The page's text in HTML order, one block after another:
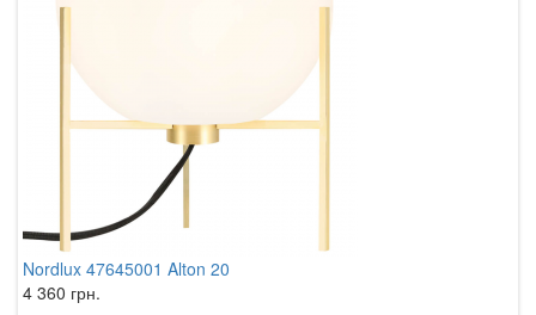
Nordlux 47645001 Alton 20
4 360 грн.